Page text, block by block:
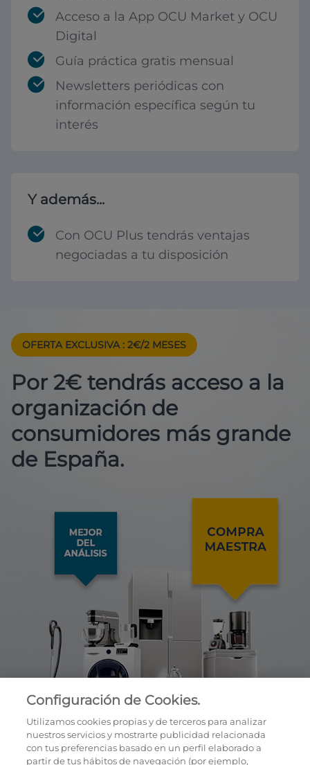
Acceso a la App OCU Market y OCU
Digital
Guía práctica gratis mensual
Newsletters periódicas con
información específica según tu
interés
Y además...
Con OCU Plus tendrás ventajas
negociadas a tu disposición
OFERTA EXCLUSIVA : 2€/2 MESES
Por 2€ tendrás acceso a la
organización de
consumidores más grande
de España.
Configuración de Cookies.
Utilizamos cookies propias y de terceros para analizar
nuestros servicios y mostrarte publicidad relacionada
con tus preferencias basado en un perfil elaborado a
partir de tus hábitos de navegación (por ejemplo,